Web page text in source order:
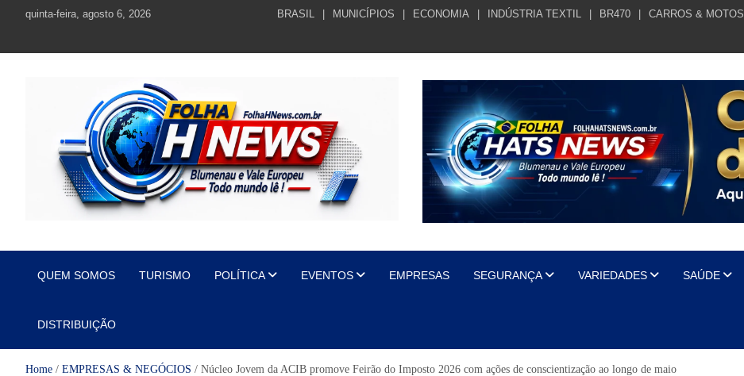
quinta-feira, agosto 6, 2026 BRASIL MUNICÍPIOS ECONOMIA INDÚSTRIA TEXTIL BR470 CARROS & MOTOS
QUEM SOMOS TURISMO POLÍTICA EVENTOS EMPRESAS SEGURANÇA VARIEDADES SAÚDE
DISTRIBUIÇÃO
Home EMPRESAS & NEGÓCIOS Núcleo Jovem da ACIB promove Feirão do Imposto 2026 com ações de conscientização ao longo de maio